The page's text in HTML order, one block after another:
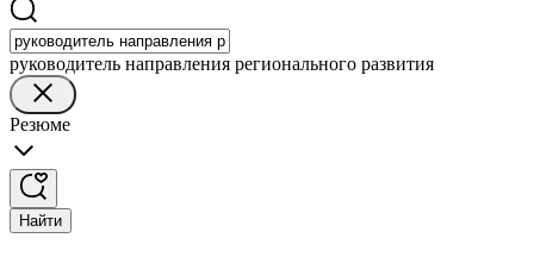
руководитель направления регионального развития
Резюме
Найти